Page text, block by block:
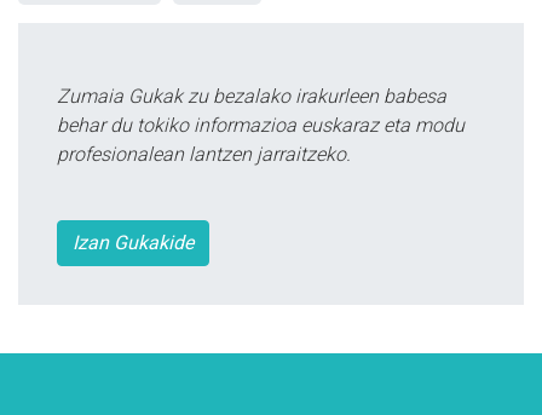
Zumaia Gukak zu bezalako irakurleen babesa
behar du tokiko informazioa euskaraz eta modu
profesionalean lantzen jarraitzeko.
Izan Gukakide